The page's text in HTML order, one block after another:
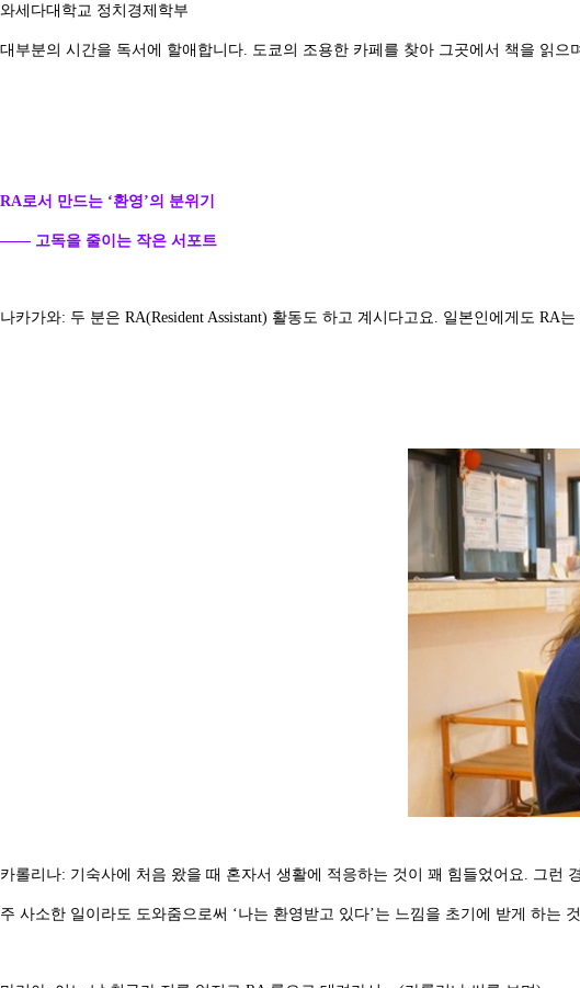
와세다대학교 정치경제학부
대부분의 시간을 독서에 할애합니다. 도쿄의 조용한 카페를 찾아 그곳에서 책을 읽으
RA로서 만드는 ‘환영’의 분위기
—— 고독을 줄이는 작은 서포트
나카가와: 두 분은 RA(Resident Assistant) 활동도 하고 계시다고요. 일본인에게도
카롤리나: 기숙사에 처음 왔을 때 혼자서 생활에 적응하는 것이 꽤 힘들었어요. 그
주 사소한 일이라도 도와줌으로써 ‘나는 환영받고 있다’는 느낌을 초기에 받게 하는